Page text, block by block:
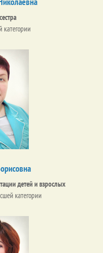
категории
детей и взрослых
категории